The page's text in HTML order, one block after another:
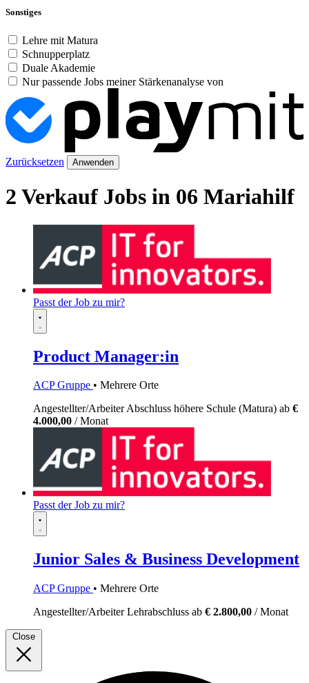
Sonstiges
Lehre mit Matura
Schnupperplatz
Duale Akademie
Nur passende Jobs meiner Stärkenanalyse von
Zurücksetzen Anwenden
2 Verkauf Jobs in 06 Mariahilf
Passt der Job zu mir?
Product Manager:in
ACP Gruppe • Mehrere Orte
Angestellter/ArbeiterAbschluss höhere Schule (Matura) ab €
4.000,00 / Monat
Passt der Job zu mir?
Junior Sales & Business Development
ACP Gruppe • Mehrere Orte
Angestellter/ArbeiterLehrabschluss ab € 2.800,00 / Monat
Close